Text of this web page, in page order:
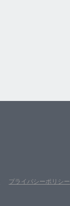
プライバシーポリシー